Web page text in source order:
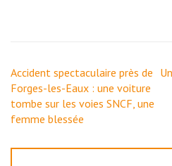
Navigation
de
l’article
Accident spectaculaire près de
Forges-les-Eaux : une voiture
tombe sur les voies SNCF, une
femme blessée